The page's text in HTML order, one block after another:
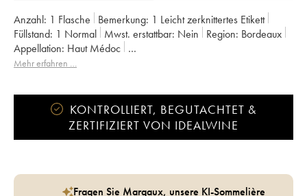
Anzahl: 1 Flasche Bemerkung: 1 Leicht zerknittertes Etikett
Füllstand: 1 Normal Mwst. erstattbar: nein Region:
Bordeaux
Appellation:
Haut Médoc
Klassifizierung:
Mehr erfahren …
KONTROLLIERT, BEGUTACHTET &
ZERTIFIZIERT VON IDEALWINE
Fragen Sie Margaux, unsere KI-Sommelière